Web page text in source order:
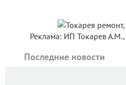
Реклама: ИП Токарев
Последние новости